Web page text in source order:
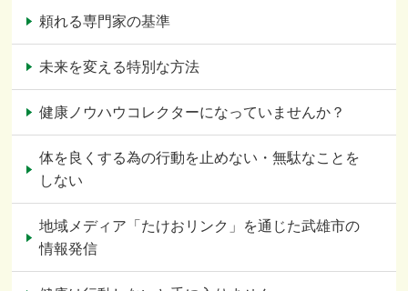
頼れる専門家の基準
未来を変える特別な方法
健康ノウハウコレクターになっていませんか？
体を良くする為の行動を止めない・無駄なことを
しない
地域メディア「たけおリンク」を通じた武雄市の
情報発信